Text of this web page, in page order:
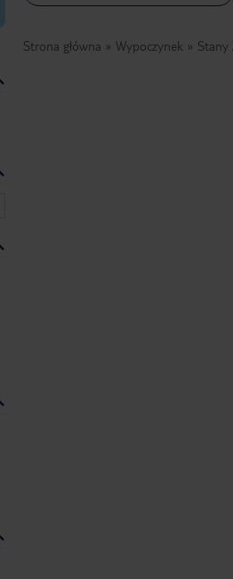
Strona główna Wypoczynek Stany